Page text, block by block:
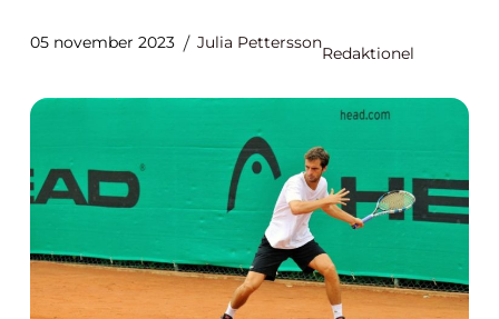
05 november 2023 Julia Pettersson
Redaktionel